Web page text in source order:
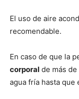
El uso de aire
recomendable.
En caso de que la
corporal de más
agua fría hasta